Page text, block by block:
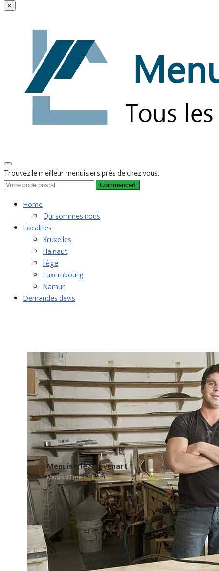
×
Trouvez le meilleur menuisiers près de chez vous.
Commencer!
Home
Qui sommes nous
Localites
Bruxelles
Hainaut
liège
Luxembourg
Namur
Demandes devis
Menuiserie Stievenart
Marais d'Ergies 4 D, 7911 Frasnes-lez-Buissenal